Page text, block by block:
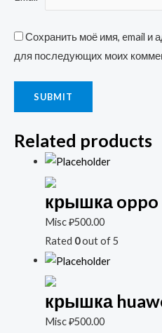
Сохранить моё имя, email и
для последующих моих
Related products
крышка oppo
Misc₽500.00
Rated 0out of 5
крышка
Misc₽500.00